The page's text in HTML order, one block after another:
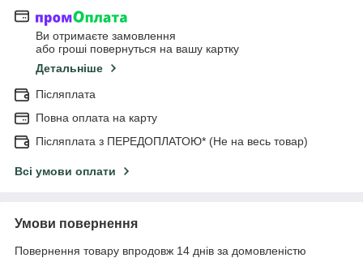
Ви отримаєте замовлення
або гроші повернуться на вашу картку
Детальніше
Післяплата
Повна оплата на карту
Післяплата з ПЕРЕДОПЛАТОЮ* (Не на весь товар)
Всі умови оплати
Умови повернення
Повернення товару впродовж 14 днів за домовленістю